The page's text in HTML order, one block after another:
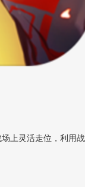
上灵活走位，利